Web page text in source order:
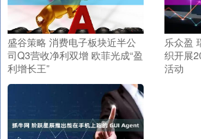
盛谷策略 消费电子板块近半公
司Q3营收净利双增 欧菲光成“盈
利增长王”
乐众盈
织开展
活动